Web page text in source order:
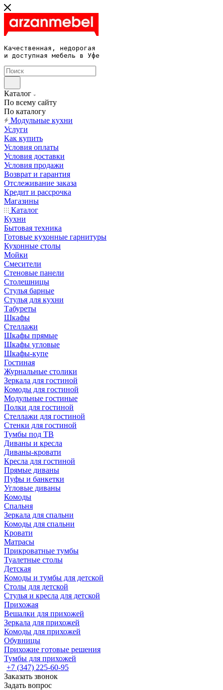
Качественная, недорогая
и доступная мебель в Уфе
Каталог
По всему сайту
По каталогу
Модульные кухни
Услуги
Как купить
Условия оплаты
Условия доставки
Условия продажи
Возврат и гарантия
Отслеживание заказа
Кредит и рассрочка
Магазины
Каталог
Кухни
Бытовая техника
Готовые кухонные гарнитуры
Кухонные столы
Мойки
Смесители
Стеновые панели
Столешницы
Стулья барные
Стулья для кухни
Табуреты
Шкафы
Стеллажи
Шкафы прямые
Шкафы угловые
Шкафы-купе
Гостиная
Журнальные столики
Зеркала для гостиной
Комоды для гостиной
Модульные гостиные
Полки для гостиной
Стеллажи для гостиной
Стенки для гостиной
Тумбы под ТВ
Диваны и кресла
Диваны-кровати
Кресла для гостиной
Прямые диваны
Пуфы и банкетки
Угловые диваны
Комоды
Спальня
Зеркала для спальни
Комоды для спальни
Кровати
Матрасы
Прикроватные тумбы
Туалетные столы
Детская
Комоды и тумбы для детской
Столы для детской
Стулья и кресла для детской
Прихожая
Вешалки для прихожей
Зеркала для прихожей
Комоды для прихожей
Обувницы
Прихожие готовые решения
Тумбы для прихожей
+7 (347) 225-60-95
Заказать звонок
Задать вопрос